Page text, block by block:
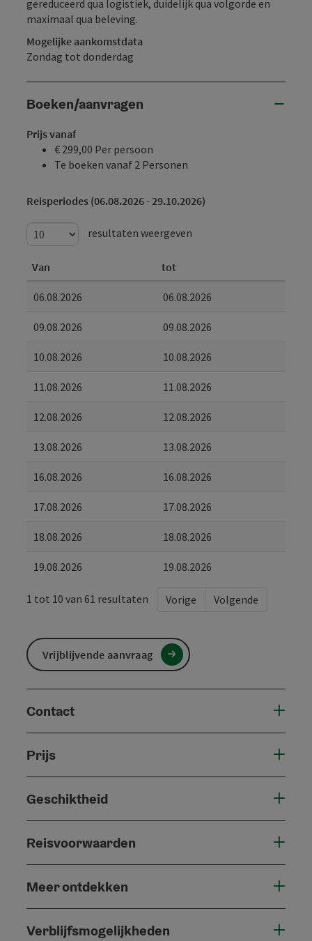
gereduceerd qua logistiek, duidelijk qua volgorde en
maximaal qua beleving.
Mogelijke aankomstdata
Zondag tot donderdag
Boeken/aanvragen
Prijs vanaf
€ 299,00 Per persoon
Te boeken vanaf 2 Personen
Reisperiodes (06.08.2026 - 29.10.2026)
resultaten weergeven
Van tot
06.08.2026 06.08.2026
09.08.2026 09.08.2026
10.08.2026 10.08.2026
11.08.2026 11.08.2026
12.08.2026 12.08.2026
13.08.2026 13.08.2026
16.08.2026 16.08.2026
17.08.2026 17.08.2026
18.08.2026 18.08.2026
19.08.2026 19.08.2026
1 tot 10 van 61 resultaten Vorige Volgende
Vrijblijvende aanvraag
Contact
Prijs
Geschiktheid
Reisvoorwaarden
Meer ontdekken
Verblijfsmogelijkheden